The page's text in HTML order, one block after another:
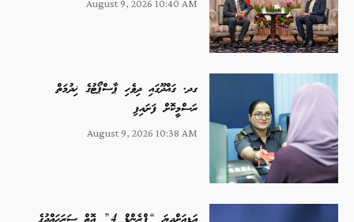
August 9, 2026 10:40 AM
ގދ. ގައްދޫގައި ދިވެހި ޕާސްޕޯޓުގެ ޚިދުމަތް
ރަސްމީކޮށް ފަށައިފި
August 9, 2026 10:38 AM